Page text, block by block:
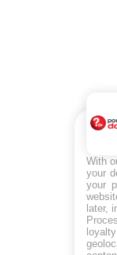
With
your
your
later,